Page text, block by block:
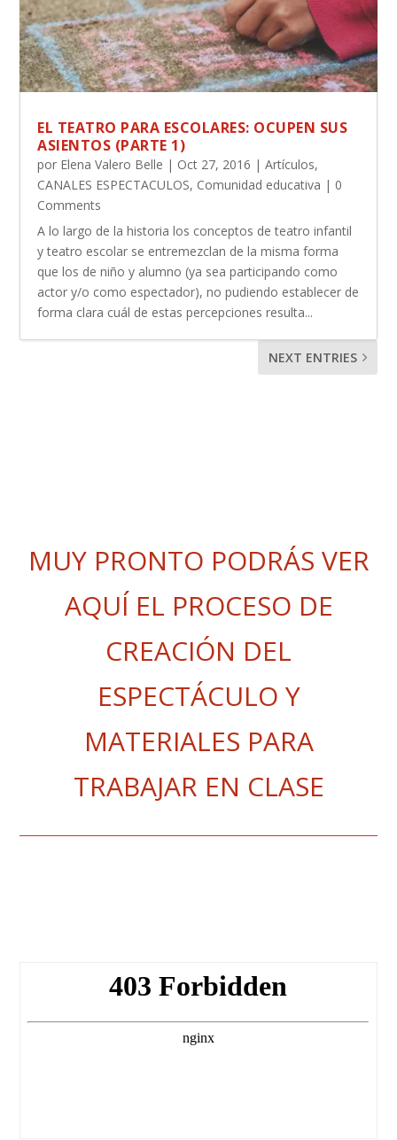
EL TEATRO PARA ESCOLARES: OCUPEN SUS
ASIENTOS (PARTE 1)
por Elena Valero Belle | Oct 27, 2016 |Artículos,
CANALES ESPECTACULOS, Comunidad educativa | 0
Comments
A lo largo de la historia los conceptos de teatro infantil
y teatro escolar se entremezclan de la misma forma
que los de niño y alumno (ya sea participando como
actor y/o como espectador), no pudiendo establecer de
forma clara cuál de estas percepciones resulta...
NEXT ENTRIES
MUY PRONTO PODRÁS VER
AQUÍ EL PROCESO DE
CREACIÓN DEL
ESPECTÁCULO Y
MATERIALES PARA
TRABAJAR EN CLASE